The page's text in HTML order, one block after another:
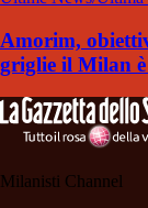
Amorim,
griglie il Milan
Milanisti Channel